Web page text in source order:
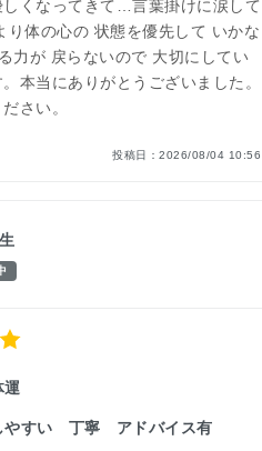
しくなってきて…言葉掛けに涙して
り体の心の 状態を優先して いかな
力が 戻らないので 大切にしてい
本当にありがとうございました。
さい。
投稿日： 2026/08/04 10:56
運
やすい 丁寧 アドバイス有